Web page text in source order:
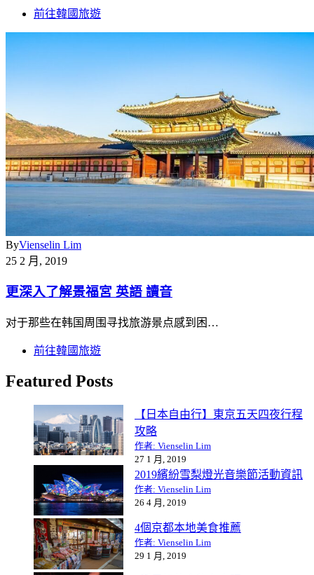
前往韓國旅遊
ByVienselin Lim
25 2 月, 2019
更深入了解景福宮 英語 讀音
对于那些在韩国周围寻找旅游景点感到困…
前往韓國旅遊
Featured Posts
【日本自由行】東京五天四夜行程
攻略
作者: Vienselin Lim
27 1 月, 2019
2019繽紛雪梨燈光音樂節活動資訊
作者: Vienselin Lim
26 4 月, 2019
4個京都本地美食推薦
作者: Vienselin Lim
29 1 月, 2019